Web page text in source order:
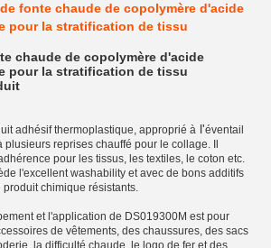
fonte chaude de copolymère d'acide
pour la stratification de tissu
chaude de copolymère d'acide
pour la stratification de tissu
adhésif thermoplastique, approprié à l'éventail
reprises chauffé pour le collage. Il
pour les tissus, les textiles, le coton etc.
l'excellent washability et avec de bons additifs
chimique résistants.
et l'application de DS019300M est pour
de vêtements, des chaussures, des sacs
la difficulté chaude, le logo de fer et des